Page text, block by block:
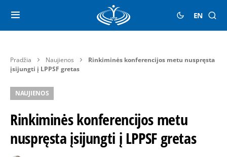
EN
Pradžia Naujienos
Rinkiminės konferencijos metu nuspręsta
įsijungti į LPPSF gretas
NAUJIENOS
Rinkiminės konferencijos metu
nuspręsta įsijungti į LPPSF gretas